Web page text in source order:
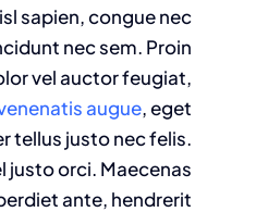
sapien, congue nec
nec sem. Proin
vel auctor feugiat,
augue, eget
tellus justo nec felis.
justo orci. Maecenas
ante, hendrerit